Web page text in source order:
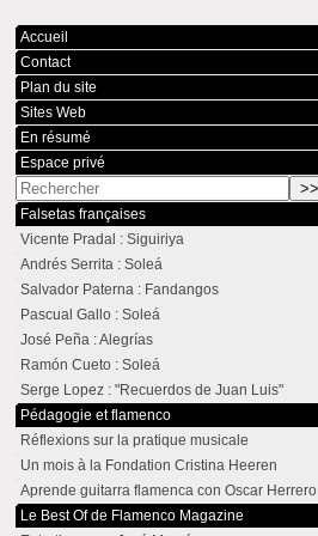
Accueil
Contact
Plan du site
Sites Web
En résumé
Espace privé
Falsetas françaises
Vicente Pradal : Siguiriya
Andrés Serrita : Soleá
Salvador Paterna : Fandangos
Pascual Gallo : Soleá
José Peña : Alegrías
Ramón Cueto : Soleá
Serge Lopez : "Recuerdos de Juan Luis"
Pédagogie et flamenco
Réflexions sur la pratique musicale
Un mois à la Fondation Cristina Heeren
Aprende guitarra flamenca con Oscar Herrero
Le Best Of de Flamenco Magazine